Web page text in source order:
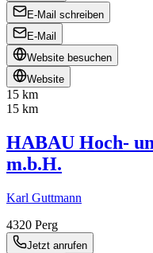
E-Mail schreiben
E-Mail
Website besuchen
Website
15 km
15 km
HABAU Hoch-
m.b.H.
Karl Guttmann
4320 Perg
Jetzt anrufen